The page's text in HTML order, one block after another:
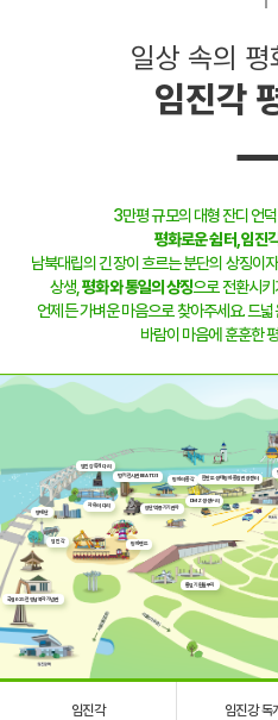
일상 속의 평
임진각
3만평 규모의 대형 잔디 언
평화로운 쉼터, 임진
남북대립의 긴장이 흐르는 분단의 상징이
상생,평화와 통일의 상징으로 전환시키
언제든 가벼운 마음으로 찾아주세요. 드
바람이 마음에 훈훈한
임진각
임진강 독개다리
벙커전시관 BEAT131
장단역 증기기관차
자유의 다리
망배단
평화의 종각 한반도 생태평화 종합관광센터
DMZ 생생누리
평화랜드
국립6·25전쟁납북자기념관
통일기원돌무지
임진각 임진강 독